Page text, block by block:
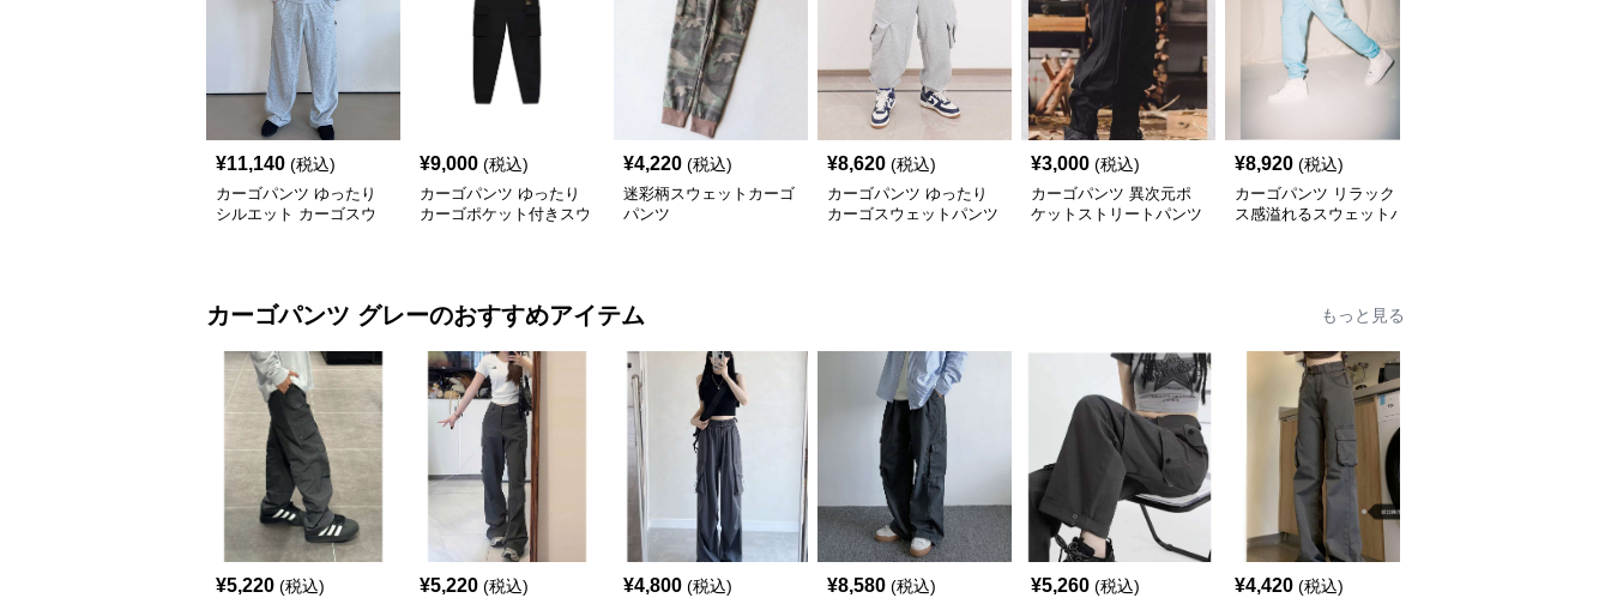
¥11,140 (税込)
カーゴパンツ ゆったり
シルエット カーゴスウ
¥9,000 (税込)
カーゴパンツ ゆったり
カーゴポケット付きスウ
¥4,220 (税込)
迷彩柄スウェットカーゴ
パンツ
¥8,620 (税込)
カーゴパンツ ゆったり
カーゴスウェットパンツ
¥3,000 (税込)
カーゴパンツ 異次元ポ
ケットストリートパンツ
¥8,920 (税込)
カーゴパンツ リラック
ス感溢れるスウェットパ
カーゴパンツ グレーのおすすめアイテム もっと見る
¥5,220 (税込) ¥5,220 (税込) ¥4,800 (税込) ¥8,580 (税込) ¥5,260 (税込) ¥4,420 (税込)